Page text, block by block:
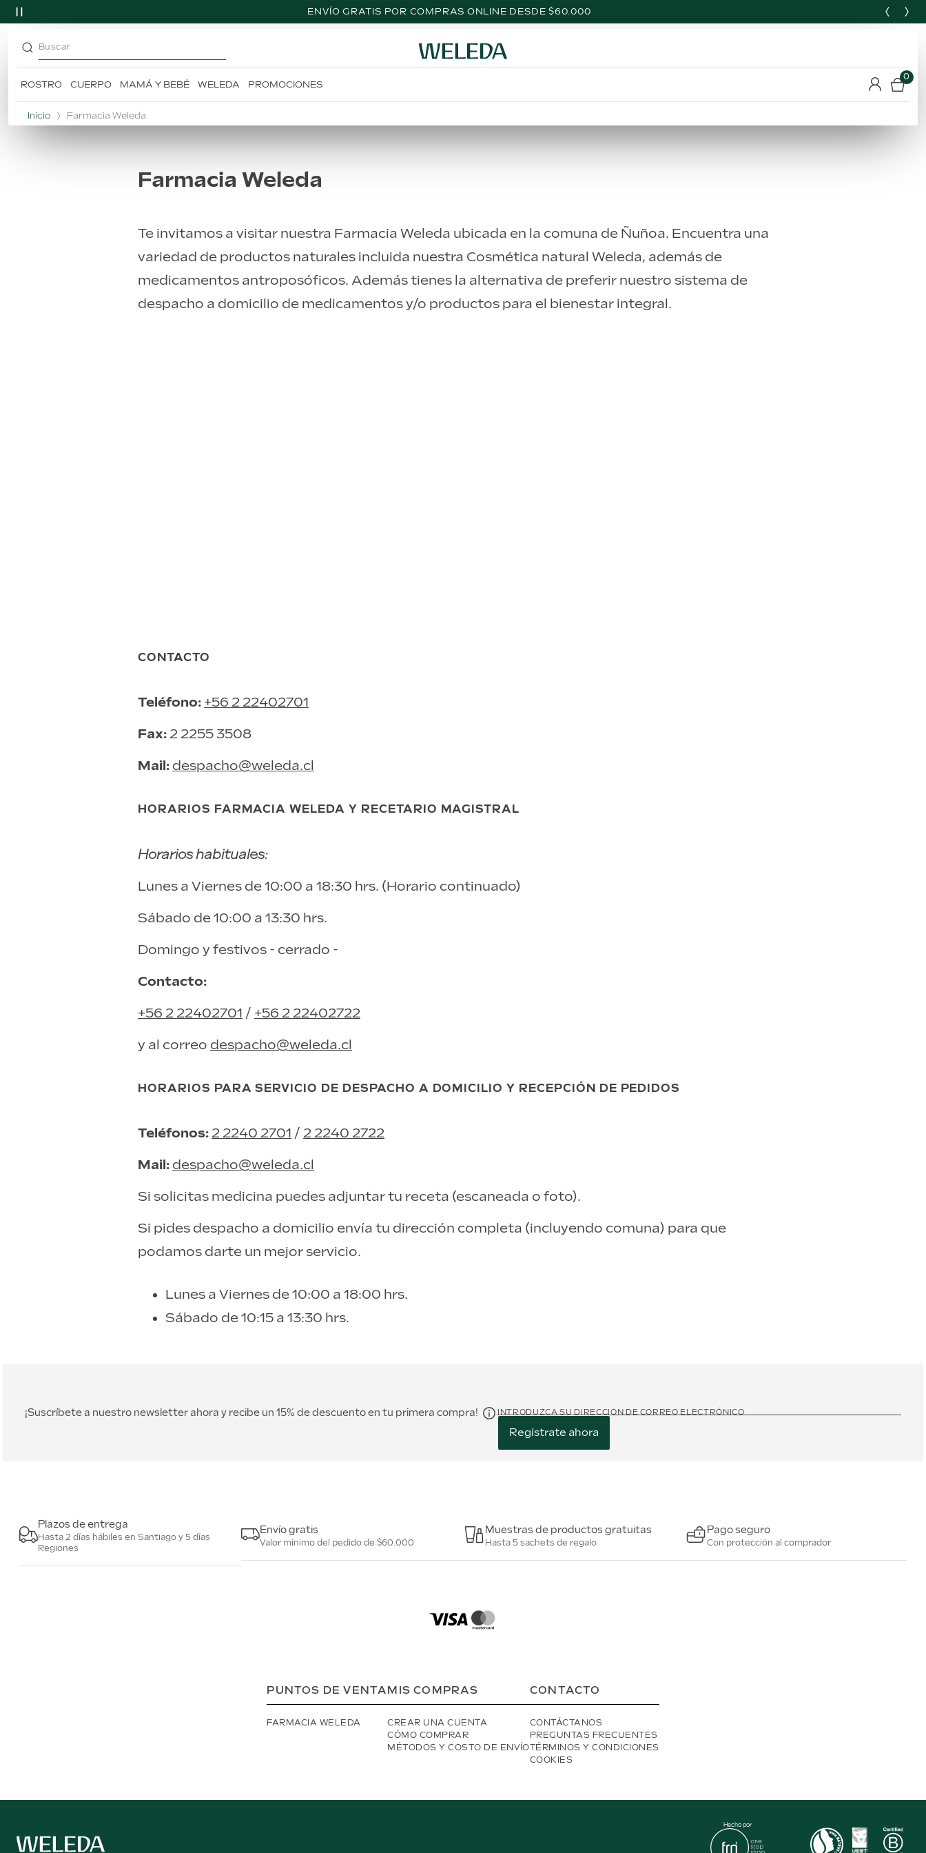
MUESTRAS SACHET GRATIS POR TU COMPRA
Buscar
ROSTRO CUERPO MAMÁ Y BEBÉ WELEDA PROMOCIONES
0
Inicio Farmacia Weleda
Farmacia Weleda
Te invitamos a visitar nuestra Farmacia Weleda ubicada en la comuna de Ñuñoa. Encuentra una
variedad de productos naturales incluida nuestra Cosmética natural Weleda, además de
medicamentos antroposóficos. Además tienes la alternativa de preferir nuestro sistema de
despacho a domicilio de medicamentos y/o productos para el bienestar integral.
CONTACTO
Teléfono: +56 2 22402701
Fax:2 2255 3508
Mail: despacho@weleda.cl
HORARIOS FARMACIA WELEDA Y RECETARIO MAGISTRAL
Horarios habituales:
Lunes a Viernes de 10:00 a 18:30 hrs. (Horario continuado)
Sábado de 10:00 a 13:30 hrs.
Domingo y festivos - cerrado -
Contacto:
+56 2 22402701 / +56 2 22402722
y al correo despacho@weleda.cl
HORARIOS PARA SERVICIO DE DESPACHO A DOMICILIO Y RECEPCIÓN DE PEDIDOS
Teléfonos:2 2240 2701 / 2 2240 2722
Mail: despacho@weleda.cl
Si solicitas medicina puedes adjuntar tu receta (escaneada o foto).
Si pides despacho a domicilio envía tu dirección completa (incluyendo comuna) para que
podamos darte un mejor servicio.
Lunes a Viernes de 10:00 a 18:00 hrs.
Sábado de 10:15 a 13:30 hrs.
¡Suscríbete a nuestro newsletter ahora y recibe un 15% de descuento en tu primera compra! INTRODUZCA SU DIRECCIÓN DE CORREO ELECTRÓNICO
Regístrate ahora
Plazos de entrega
Hasta 2 días hábiles en Santiago y 5 días
Regiones
Envío gratis
Valor mínimo del pedido de $60.000
Muestras de productos gratuitas
Hasta 5 sachets de regalo
Pago seguro
Con protección al comprador
PUNTOS DE VENTA
FARMACIA WELEDA
MIS COMPRAS
CREAR UNA CUENTA
CÓMO COMPRAR
MÉTODOS Y COSTO DE ENVÍO
CONTACTO
CONTÁCTANOS
PREGUNTAS FRECUENTES
TÉRMINOS Y CONDICIONES
COOKIES
Hecho por
TÉRMINOS MÁS BUSCADOS
1.
desodorante